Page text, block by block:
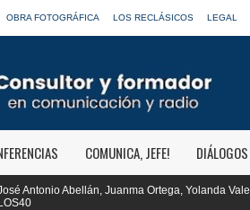
OBRA FOTOGRÁFICA LOS RECLÁSICOS LEGAL
COMUNICA, JEFE! DIÁLOGOS
Yolanda Valencia y Frank Blanco regresan a